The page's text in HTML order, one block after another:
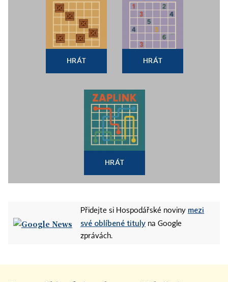
HRÁT HRÁT
HRÁT
Přidejte si Hospodářské noviny mezi
své oblíbené tituly na Google
zprávách.